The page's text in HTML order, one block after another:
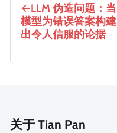
LLM 伪造问题：当
模型为错误答案构建
出令人信服的论据
关于 Tian Pan